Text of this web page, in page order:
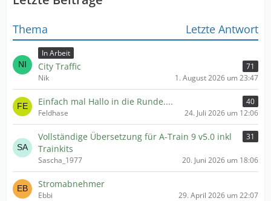
Thema Letzte Antwort
In Arbeit
City Traffic
71
Nik
1. August 2026 um 23:47
Einfach mal Hallo in die Runde....
40
Feldhase
24. Juli 2026 um 12:06
Vollständige Übersetzung für A-Train 9 v5.0 inkl
Trainkits
31
Sascha_1977 20. Juni 2026 um 18:06
Stromabnehmer
Ebbi 29. April 2026 um 22:07